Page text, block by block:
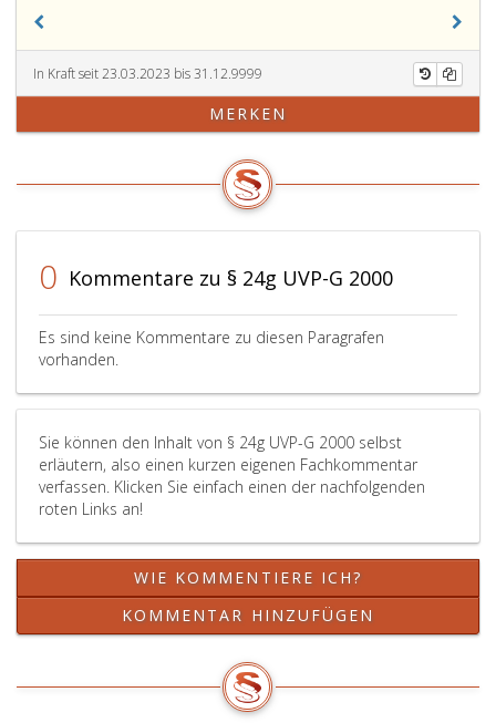
als
dies
im
Hinblick
Zwecke
notwendig
ist.
den
Paragraphen
23
a
23b
gilt
darüber
hinaus:
Änderungen
Anpassung
Stand
Technik,
immissionsneutrale
Änderungen
technischen
Ausführung
sowie
Änderungen
der
mit
irrelevanten
In Kraft seit 23.03.2023 bis 31.12.9999
MERKEN
0 Kommentare zu § 24g UVP-G 2000
Es sind keine Kommentare zu diesen Paragrafen
vorhanden.
Sie können den Inhalt von § 24g UVP-G 2000 selbst
erläutern, also einen kurzen eigenen Fachkommentar
verfassen. Klicken Sie einfach einen der nachfolgenden
roten Links an!
WIE KOMMENTIERE ICH?
KOMMENTAR HINZUFÜGEN